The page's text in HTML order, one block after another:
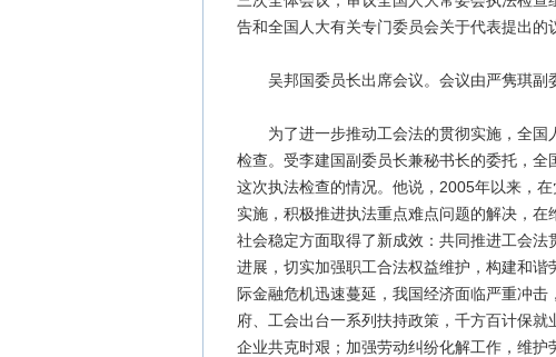
告和全国人大有关专门委员会关于代表提出的
吴邦国委员长出席会议。会议由严隽琪副
为了进一步推动工会法的贯彻实施，全国
检查。受李建国副委员长兼秘书长的委托，
这次执法检查的情况。他说，2005年以来，
实施，积极推进执法重点难点问题的解决，
社会稳定方面取得了新成效：共同推进工会
进展，切实加强职工合法权益维护，构建和
际金融危机迅速蔓延，我国经济面临严重冲
府、工会出台一系列扶持政策，千方百计保就
企业共克时艰；加强劳动纠纷化解工作，维